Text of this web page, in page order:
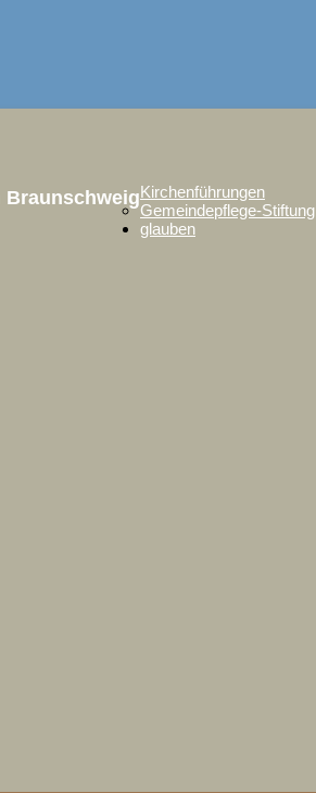
BraunschweigKirchenführungen
Gemeindepflege-Stiftung
glauben